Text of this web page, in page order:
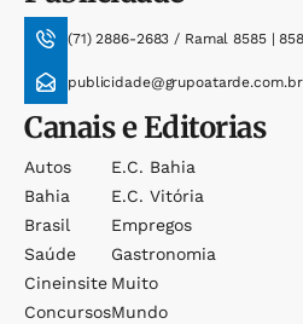
(71) 2886-2683 / Ramal 8585 |
publicidade@grupoatarde.com.br
Canais e Editorias
Autos
Bahia
Brasil
Saúde
Cineinsite
Concursos
E.c. Bahia
E.c. Vitória
Empregos
Gastronomia
Muito
Mundo